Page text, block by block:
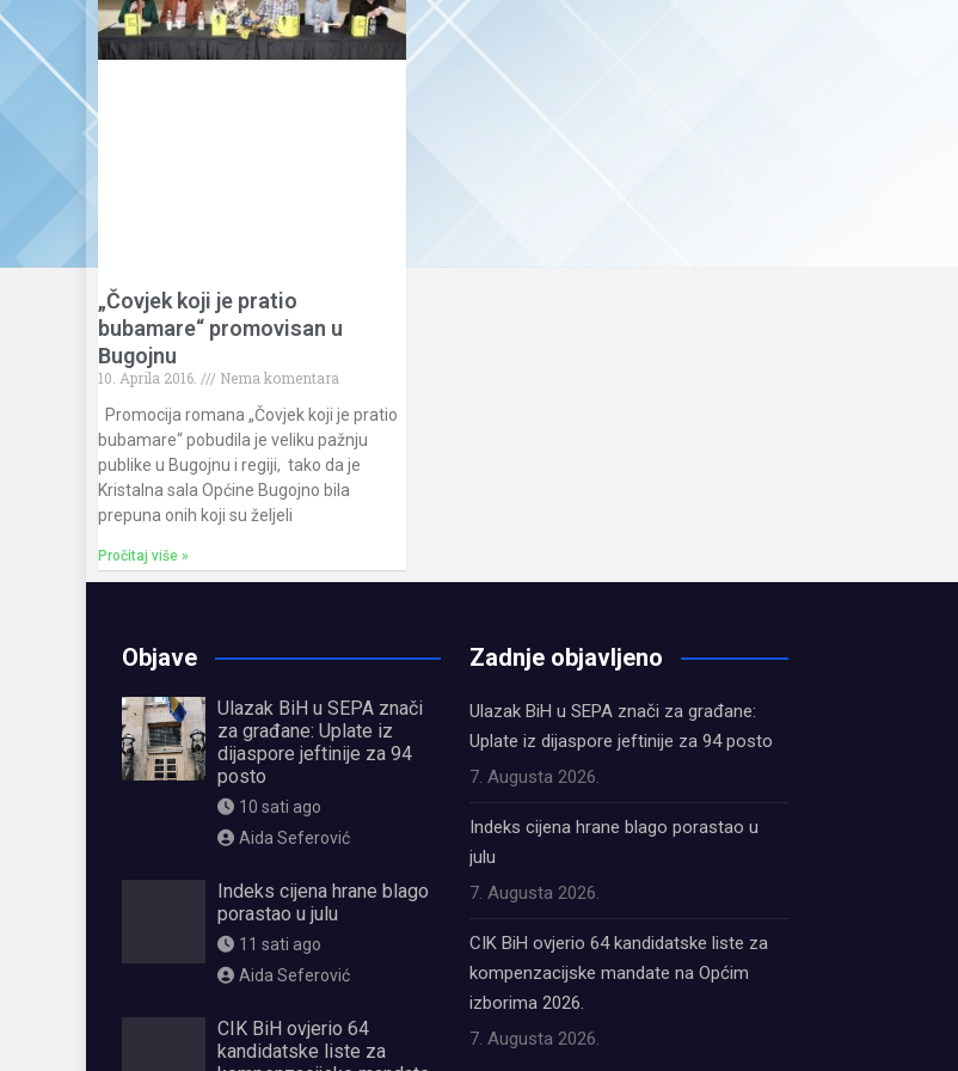
„Čovjek koji je pratio
bubamare“ promovisan u
Bugojnu
10. Aprila 2016.
Nema komentara
Promocija romana „Čovjek koji je pratio
bubamare“ pobudila je veliku pažnju
publike u Bugojnu i regiji, tako da je
Kristalna sala Općine Bugojno bila
prepuna onih koji su željeli
Pročitaj više »
Objave
Ulazak BiH u SEPA znači
za građane: Uplate iz
dijaspore jeftinije za 94
posto
10 sati ago
Aida Seferović
Indeks cijena hrane blago
porastao u julu
11 sati ago
Aida Seferović
CIK BiH ovjerio 64
kandidatske liste za
Zadnje objavljeno
Ulazak BiH u SEPA znači za građane:
Uplate iz dijaspore jeftinije za 94 posto
7. Augusta 2026.
Indeks cijena hrane blago porastao u
julu
7. Augusta 2026.
CIK BiH ovjerio 64 kandidatske liste za
kompenzacijske mandate na Općim
izborima 2026.
7. Augusta 2026.